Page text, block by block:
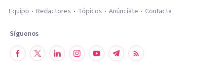
Equipo
Redactores Tópicos Anúnciate Contacta
Síguenos